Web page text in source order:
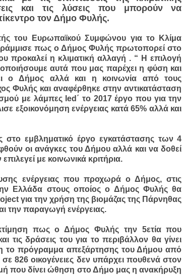
και τις λύσεις που μπορούν να
τον Δήμο Φυλής.
του Ευρωπαϊκού Συμφώνου για το Κλίμα
πως ο Δήμος Φυλής πρωτοπορεί στο
προκαλεί η κλιματική αλλαγή . “ Η επιλογή
αυτά που μας παρέχει η φύση και
ο Δήμος αλλά και η κοινωνία από τους
Φυλής και αναφέρθηκε στην αντικατάσταση
με λάμπες led΄ το 2017 έργο που για την
εξοικονόμηση ενέργειας κατά 65% αλλά και
εμβληματικό έργο εγκατάστασης των 4
οι ανάγκες του Δήμου αλλά και να δοθεί
με κοινωνικά κριτήρια.
ενέργειας που προχωρά ο Δήμος, στις
Ελλάδα στους οποίος ο Δήμος Φυλής θα
για την χρήση της βιομάζας της Πάρνηθας
την παραγωγή ενέργειας.
πως ο Δήμος Φυλής την 5ετία που
τις δράσεις του για το περιβάλλον θα γίνει
πρόγραμμα απεξάρτησης του Δήμου από
826 οικογένειες δεν υπάρχει πουθενά στον
που δίνει ώθηση στο Δήμο μας η ανακήρυξη